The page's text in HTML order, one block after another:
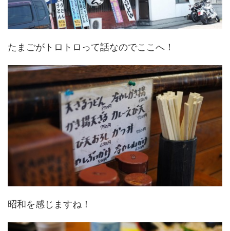
たまごがトロトロって話なのでここへ！
昭和を感じますね！